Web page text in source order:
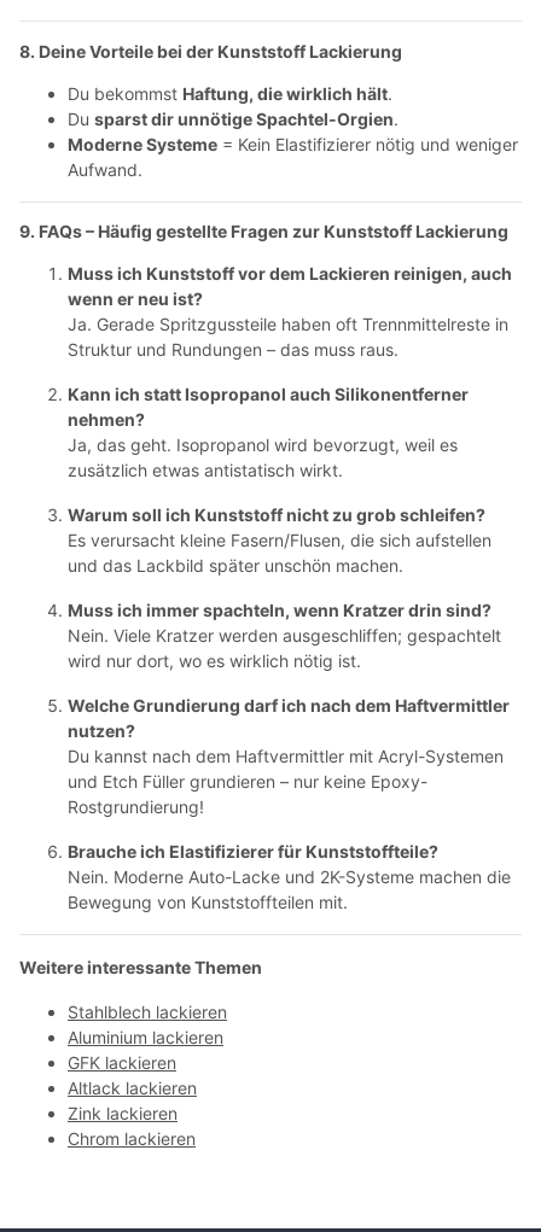
8. Deine Vorteile bei der Kunststoff Lackierung
Du bekommst Haftung, die wirklich hält.
Du sparst dir unnötige Spachtel-Orgien.
Moderne Systeme = Kein Elastifizierer nötig und weniger
Aufwand.
9. FAQs – Häufig gestellte Fragen zur Kunststoff Lackierung
Muss ich Kunststoff vor dem Lackieren reinigen, auch
wenn er neu ist?
Ja. Gerade Spritzgussteile haben oft Trennmittelreste in
Struktur und Rundungen – das muss raus.
Kann ich statt Isopropanol auch Silikonentferner
nehmen?
Ja, das geht. Isopropanol wird bevorzugt, weil es
zusätzlich etwas antistatisch wirkt.
Warum soll ich Kunststoff nicht zu grob schleifen?
Es verursacht kleine Fasern/Flusen, die sich aufstellen
und das Lackbild später unschön machen.
Muss ich immer spachteln, wenn Kratzer drin sind?
Nein. Viele Kratzer werden ausgeschliffen; gespachtelt
wird nur dort, wo es wirklich nötig ist.
Welche Grundierung darf ich nach dem Haftvermittler
nutzen?
Du kannst nach dem Haftvermittler mit Acryl-Systemen
und Etch Füller grundieren – nur keine Epoxy-
Rostgrundierung!
Brauche ich Elastifizierer für Kunststoffteile?
Nein. Moderne Auto-Lacke und 2K-Systeme machen die
Bewegung von Kunststoffteilen mit.
Weitere interessante Themen
Stahlblech lackieren
Aluminium lackieren
GFK lackieren
Altlack lackieren
Zink lackieren
Chrom lackieren